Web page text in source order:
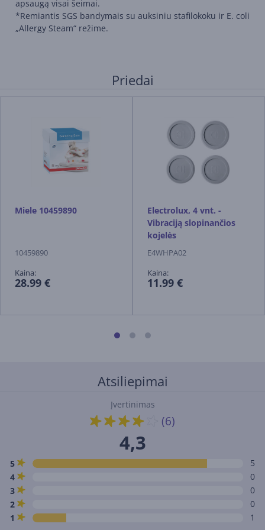
apsaugą visai šeimai.
*Remiantis SGS bandymais su auksiniu stafilokoku ir E. coli
„Allergy Steam“ režime.
Priedai
Miele 10459890
10459890
Kaina:
28.99 €
Electrolux, 4 vnt. -
Vibraciją slopinančios
kojelės
E4WHPA02
Kaina:
11.99 €
Atsiliepimai
Įvertinimas
(6)
4,3
5
5
4
0
3
0
2
0
1
1